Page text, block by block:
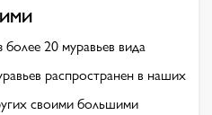
20 муравьев вида
распространен в наших
своими большими